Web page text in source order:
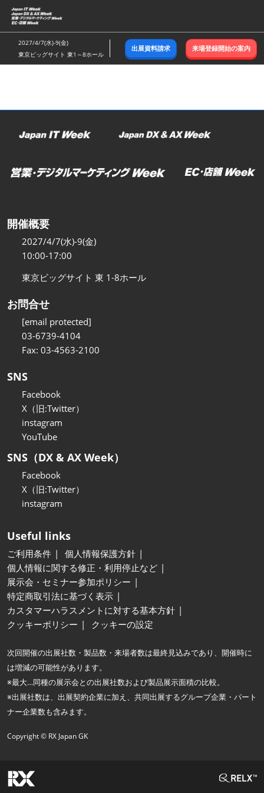
ス
キ
ッ
し
む
2027/4/7(水)-9(金)
東京ビッグサイト 東1～8ホール
出展資料請求 来場登録開始の案内
開催概要
2027/4/7(水)-9(金)
10:00-17:00
東京ビッグサイト 東 1-8ホール
お問合せ
[email protected]
03-6739-4104
Fax: 03-4563-2100
SNS
Facebook
X（旧:Twitter）
instagram
YouTube
SNS（DX & AX Week）
Facebook
X（旧:Twitter）
instagram
Useful links
ご利用条件
個人情報保護方針
個人情報に関する修正・利用停止など
展示会・セミナー参加ポリシー
特定商取引法に基づく表示
カスタマーハラスメントに対する基本方針
クッキーポリシー
クッキーの設定
次回開催の出展社数・製品数・来場者数は最終見込みであり、開催時に
は増減の可能性があります。
※最大…同種の展示会との出展社数および製品展示面積の比較。
※出展社数は、出展契約企業に加え、共同出展するグループ企業・パート
ナー企業数も含みます。
Copyright © RX Japan GK